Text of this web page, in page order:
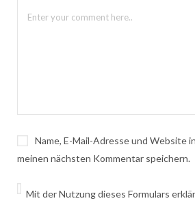
Name, E-Mail-Adresse und Website
meinen nächsten Kommentar speichern.
Mit der Nutzung dieses Formulars